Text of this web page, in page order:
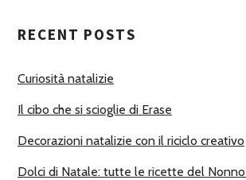
O
I
RECENT POSTS
Curiosità natalizie
Il cibo che si scioglie di Erase
Decorazioni natalizie con il riciclo creativo
Dolci di Natale: tutte le ricette del Nonno